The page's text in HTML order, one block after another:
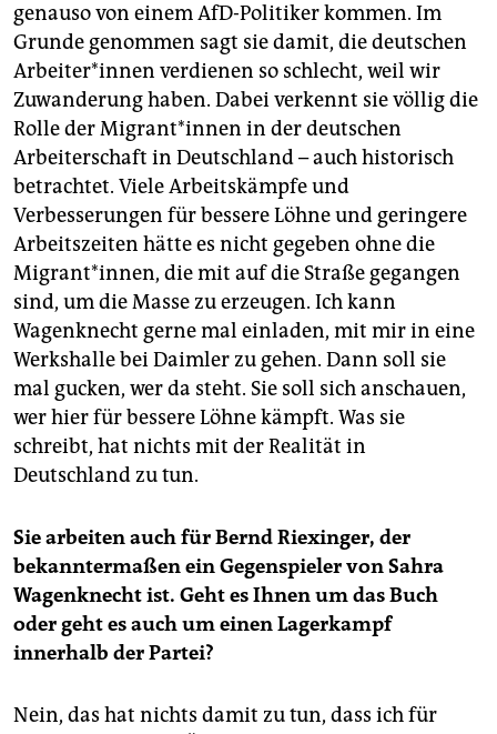
genauso von einem AfD-Politiker kommen. Im
Grunde genommen sagt sie damit, die deutschen
Ar­bei­te­r*in­nen verdienen so schlecht, weil wir
Zuwanderung haben. Dabei verkennt sie völlig die
Rolle der Mi­gran­t*in­nen in der deutschen
Arbeiterschaft in Deutschland – auch historisch
betrachtet. Viele Arbeitskämpfe und
Verbesserungen für bessere Löhne und geringere
Arbeitszeiten hätte es nicht gegeben ohne die
Migrant*innen, die mit auf die Straße gegangen
sind, um die Masse zu erzeugen. Ich kann
Wagenknecht gerne mal einladen, mit mir in eine
Werkshalle bei Daimler zu gehen. Dann soll sie
mal gucken, wer da steht. Sie soll sich anschauen,
wer hier für bessere Löhne kämpft. Was sie
schreibt, hat nichts mit der Realität in
Deutschland zu tun.
Sie arbeiten auch für Bernd Riexinger, der
bekanntermaßen ein Gegenspieler von Sahra
Wagenknecht ist. Geht es Ihnen um das Buch
oder geht es auch um einen Lagerkampf
innerhalb der Partei?
Nein, das hat nichts damit zu tun, dass ich für